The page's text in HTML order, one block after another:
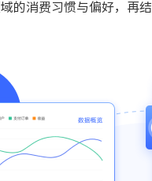
的消费习惯与偏好，再